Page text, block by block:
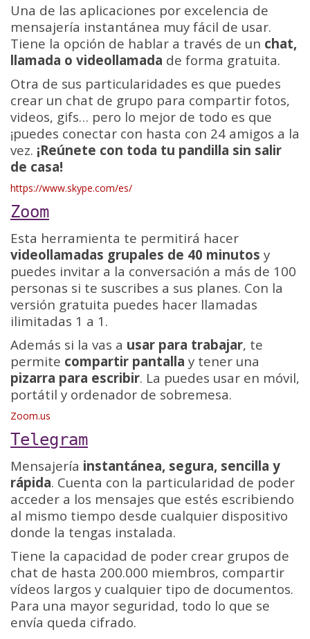
Una de las aplicaciones por excelencia de
mensajería instantánea muy fácil de usar.
Tiene la opción de hablar a través de un chat,
llamada o videollamada de forma gratuita.
Otra de sus particularidades es que puedes
crear un chat de grupo para compartir fotos,
videos, gifs… pero lo mejor de todo es que
¡puedes conectar con hasta con 24 amigos a la
vez. ¡Reúnete con toda tu pandilla sin salir
de casa!
https://www.skype.com/es/
Zoom
Esta herramienta te permitirá hacer
videollamadas grupales de 40 minutos y
puedes invitar a la conversación a más de 100
personas si te suscribes a sus planes. Con la
versión gratuita puedes hacer llamadas
ilimitadas 1 a 1.
Además si la vas a usar para trabajar, te
permite compartir pantalla y tener una
pizarra para escribir. La puedes usar en móvil,
portátil y ordenador de sobremesa.
Zoom.us
Telegram
Mensajería instantánea, segura, sencilla y
rápida. Cuenta con la particularidad de poder
acceder a los mensajes que estés escribiendo
al mismo tiempo desde cualquier dispositivo
donde la tengas instalada.
Tiene la capacidad de poder crear grupos de
chat de hasta 200.000 miembros, compartir
vídeos largos y cualquier tipo de documentos.
Para una mayor seguridad, todo lo que se
envía queda cifrado.